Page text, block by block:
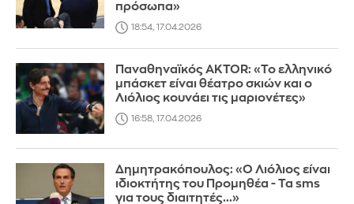
πρόσωπα»
18:54, 17.04.2026
Παναθηναϊκός AKTOR: «Το ελληνικό
μπάσκετ είναι θέατρο σκιών και ο
Λιόλιος κουνάει τις μαριονέτες»
16:58, 17.04.2026
Δημητρακόπουλος: «Ο Λιόλιος είναι
ιδιοκτήτης του Προμηθέα - Τα sms
για τους διαιτητές...»